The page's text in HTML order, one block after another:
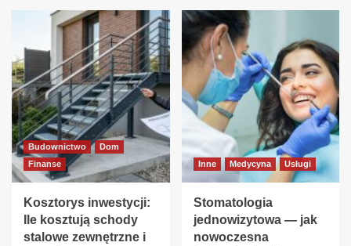
Budownictwo
Dom
Finanse
Kosztorys inwestycji:
Ile kosztują schody
stalowe zewnętrzne i
Inne Medycyna Usługi
Stomatologia
jednowizytowa — jak
nowoczesna